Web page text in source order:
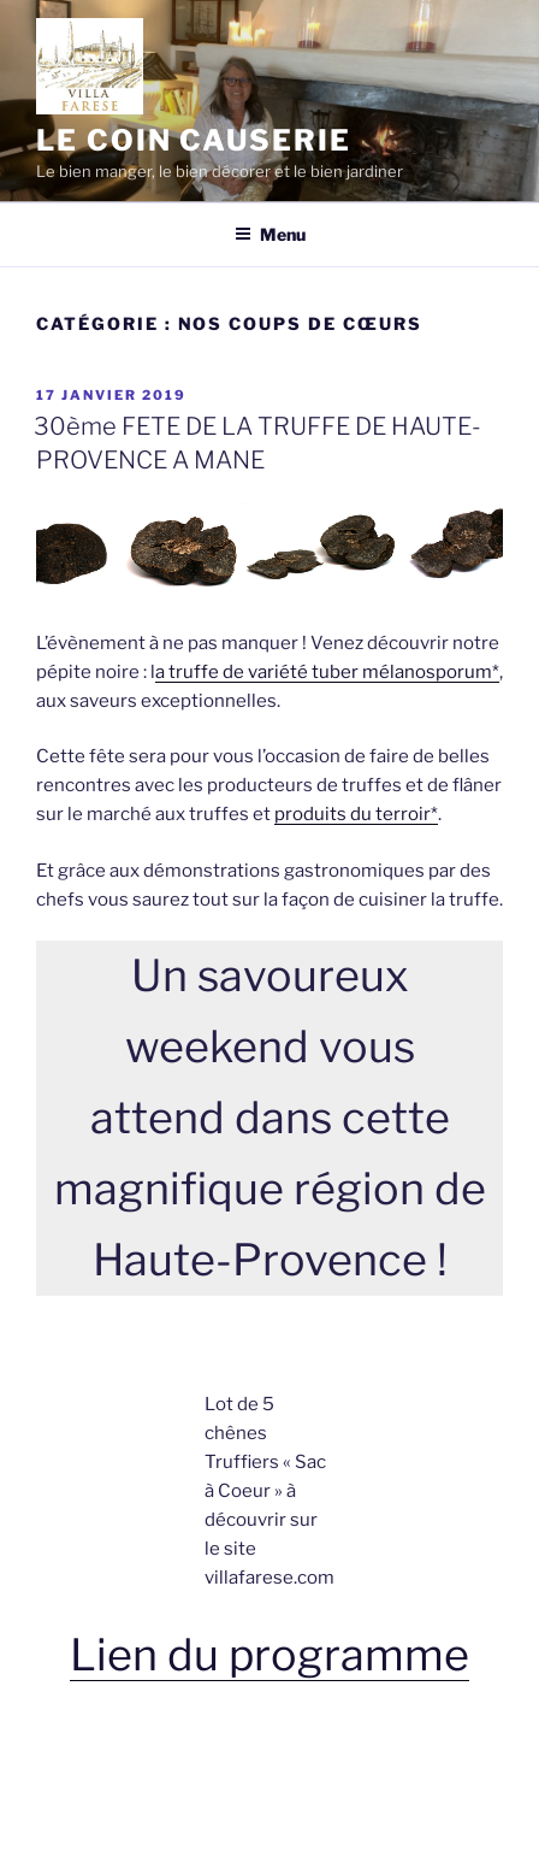
Aller
contenu
principal
LE COIN CAUSERIE
Le bien manger, le bien décorer et le bien jardiner
Menu
CATÉGORIE : NOS COUPS DE CŒURS
PUBLIÉ
LE
17 JANVIER 2019
30ème FETE DE LA TRUFFE DE HAUTE-
PROVENCE A MANE
L’évènement à ne pas manquer ! Venez découvrir notre
pépite noire : la truffe de variété tuber mélanosporum*,
aux saveurs exceptionnelles.
Cette fête sera pour vous l’occasion de faire de belles
rencontres avec les producteurs de truffes et de flâner
sur le marché aux truffes et produits du terroir*.
Et grâce aux démonstrations gastronomiques par des
chefs vous saurez tout sur la façon de cuisiner la truffe.
Un savoureux
weekend vous
attend dans cette
magnifique région de
Haute-Provence !
Lot de 5
chênes
Truffiers « Sac
à Coeur » à
découvrir sur
le site
villafarese.com
Lien du programme